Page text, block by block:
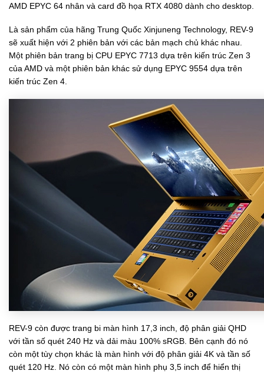
AMD EPYC 64 nhân và card đồ họa RTX 4080 dành cho desktop.
Là sản phẩm của hãng Trung Quốc Xinjuneng Technology, REV-9
sẽ xuất hiện với 2 phiên bản với các bản mạch chủ khác nhau.
Một phiên bản trang bị CPU EPYC 7713 dựa trên kiến trúc Zen 3
của AMD và một phiên bản khác sử dụng EPYC 9554 dựa trên
kiến trúc Zen 4.
REV-9 còn được trang bi màn hình 17,3 inch, độ phân giải QHD
với tần số quét 240 Hz và dải màu 100% sRGB. Bên cạnh đó nó
còn một tùy chọn khác là màn hình với độ phân giải 4K và tần số
quét 120 Hz. Nó còn có một màn hình phụ 3,5 inch để hiển thị